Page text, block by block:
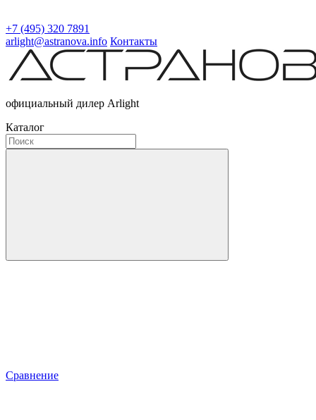
+7 (495) 320 7891
arlight@astranova.info Контакты
официальный дилер Arlight
Каталог
Сравнение